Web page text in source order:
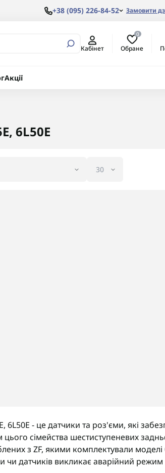
+38 (095) 226-84-52 Замовити
Кабінет
0
Обране
Акції
6L50E
- це датчики та роз'єми, які
сімейства шестиступеневих
з ZF, якими комплектували моделі
датчиків викликає аварійний